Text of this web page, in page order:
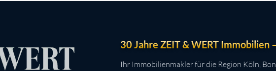
30 Jahre ZEIT & WERT Immobilien
Ihr Immobilienmakler für die Region Köln,